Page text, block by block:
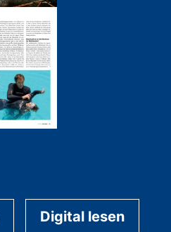
Digital lesen